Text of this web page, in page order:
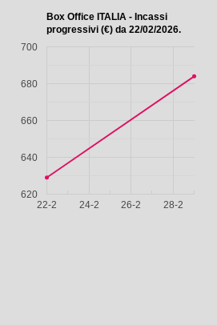
Box Office ITALIA - Incassi
progressivi (€) da 22/02/2026.
22-2 24-2 26-2 28-2
620
640
660
680
700